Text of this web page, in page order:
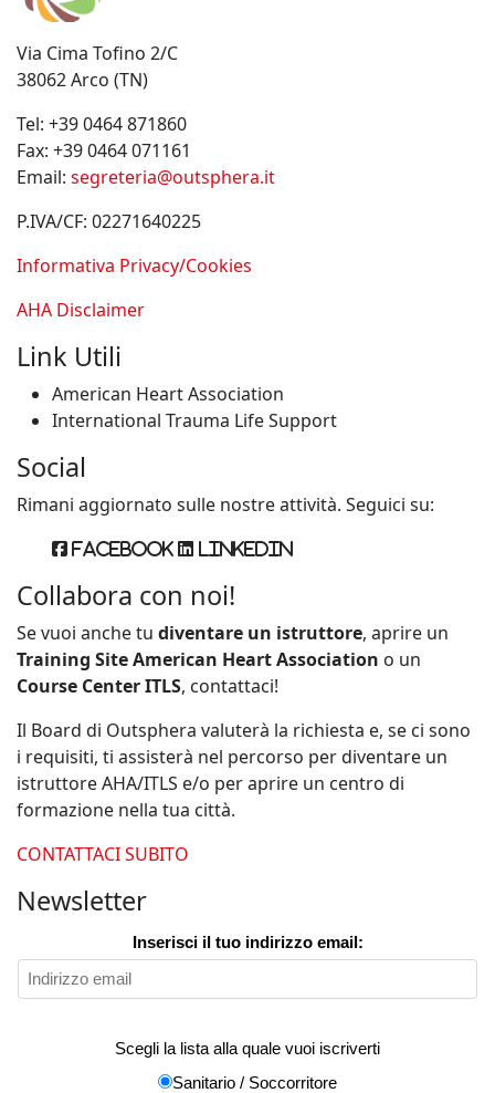
Via Cima Tofino 2/C
38062 Arco (TN)
Tel: +39 0464 871860
Fax: +39 0464 071161
Email: segreteria@outsphera.it
P.IVA/CF: 02271640225
Informativa Privacy/Cookies
AHA Disclaimer
Link Utili
American Heart Association
International Trauma Life Support
Social
Rimani aggiornato sulle nostre attività. Seguici su:
Facebook Linkedin
Collabora con noi!
Se vuoi anche tu diventare un istruttore, aprire un
Training Site American Heart Association o un
Course Center ITLS, contattaci!
Il Board di Outsphera valuterà la richiesta e, se ci sono
i requisiti, ti assisterà nel percorso per diventare un
istruttore AHA/ITLS e/o per aprire un centro di
formazione nella tua città.
CONTATTACI SUBITO
Newsletter
Inserisci il tuo indirizzo email:
Scegli la lista alla quale vuoi iscriverti
Sanitario / Soccorritore